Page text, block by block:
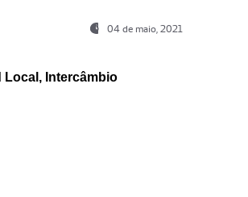
04 de maio, 2021
Local, Intercâmbio